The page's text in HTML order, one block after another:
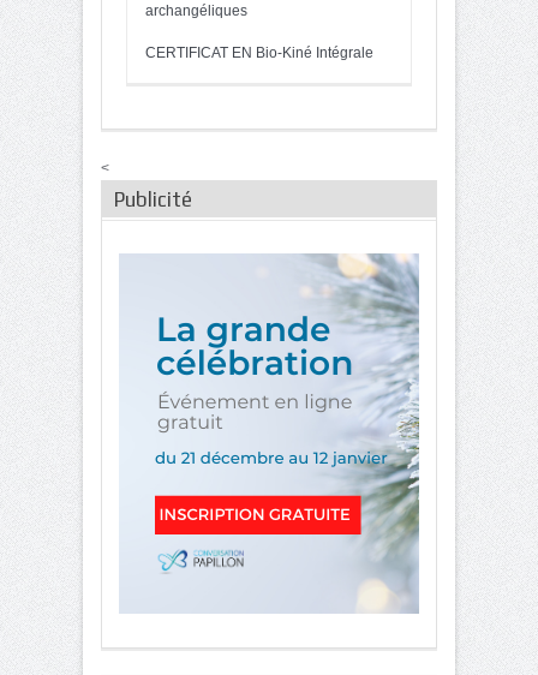
archangéliques
CERTIFICAT EN Bio-Kiné Intégrale
<
Publicité